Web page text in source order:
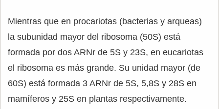
Mientras que en procariotas (bacterias y arqueas)
la subunidad mayor del ribosoma (50S) está
formada por dos ARNr de 5S y 23S, en eucariotas
el ribosoma es más grande. Su unidad mayor (de
60S) está formada 3 ARNr de 5S, 5,8S y 28S en
mamíferos y 25S en plantas respectivamente.